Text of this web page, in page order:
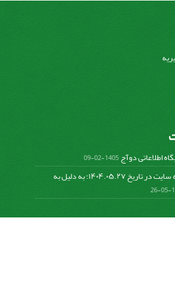
اطلاعاتی دوآج1405-02-09
عدم دسترسی به سایت در تاریخ ۱۴۰۴.۰۵.۲۷؛ به دلیل به